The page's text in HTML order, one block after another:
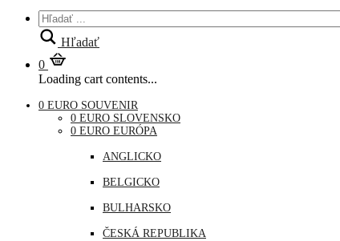
Hľadať
0
Loading cart contents...
0 EURO SOUVENIR
0 EURO SLOVENSKO
0 EURO EURÓPA
ANGLICKO
BELGICKO
BULHARSKO
ČESKÁ REPUBLIKA